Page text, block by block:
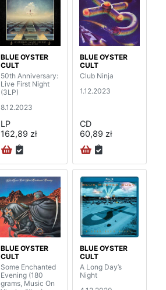
BLUE OYSTER
CULT
50th Anniversary:
Live First Night
(3LP)
8.12.2023
LP
162,89 zł
BLUE OYSTER
CULT
Club Ninja
1.12.2023
CD
60,89 zł
BLUE OYSTER
CULT
Some Enchanted
Evening (180
grams, Music On
BLUE OYSTER
CULT
A Long Day’s
Night